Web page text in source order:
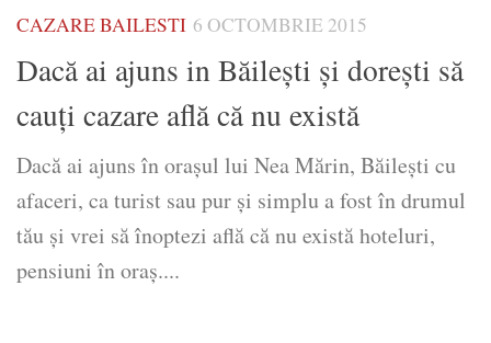
CAZARE BAILESTI 6 OCTOMBRIE 2015
Dacă ai ajuns in Băileşti şi doreşti să
cauţi cazare află că nu există
Dacă ai ajuns în oraşul lui Nea Mărin, Băileşti cu
afaceri, ca turist sau pur şi simplu a fost în drumul
tău şi vrei să înoptezi află că nu există hoteluri,
pensiuni în oraş....